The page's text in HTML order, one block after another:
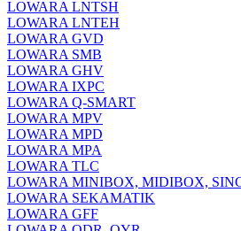
LOWARA LNTSH
LOWARA LNTEH
LOWARA GVD
LOWARA SMB
LOWARA GHV
LOWARA IXPС
LOWARA Q-SMART
LOWARA MPV
LOWARA MPD
LOWARA MPA
LOWARA TLC
LOWARA MINIBOX, MIDIBOX,
LOWARA SEKAMATIK
LOWARA GFF